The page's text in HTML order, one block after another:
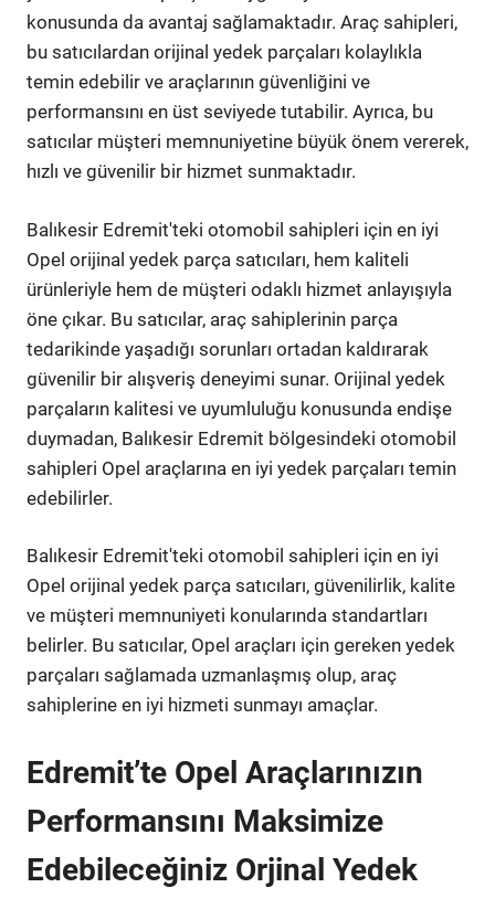
konusunda da avantaj sağlamaktadır. Araç sahipleri,
bu satıcılardan orijinal yedek parçaları kolaylıkla
temin edebilir ve araçlarının güvenliğini ve
performansını en üst seviyede tutabilir. Ayrıca, bu
satıcılar müşteri memnuniyetine büyük önem vererek,
hızlı ve güvenilir bir hizmet sunmaktadır.
Balıkesir Edremit'teki otomobil sahipleri için en iyi
Opel orijinal yedek parça satıcıları, hem kaliteli
ürünleriyle hem de müşteri odaklı hizmet anlayışıyla
öne çıkar. Bu satıcılar, araç sahiplerinin parça
tedarikinde yaşadığı sorunları ortadan kaldırarak
güvenilir bir alışveriş deneyimi sunar. Orijinal yedek
parçaların kalitesi ve uyumluluğu konusunda endişe
duymadan, Balıkesir Edremit bölgesindeki otomobil
sahipleri Opel araçlarına en iyi yedek parçaları temin
edebilirler.
Balıkesir Edremit'teki otomobil sahipleri için en iyi
Opel orijinal yedek parça satıcıları, güvenilirlik, kalite
ve müşteri memnuniyeti konularında standartları
belirler. Bu satıcılar, Opel araçları için gereken yedek
parçaları sağlamada uzmanlaşmış olup, araç
sahiplerine en iyi hizmeti sunmayı amaçlar.
Edremit’te Opel Araçlarınızın
Performansını Maksimize
Edebileceğiniz Orjinal Yedek